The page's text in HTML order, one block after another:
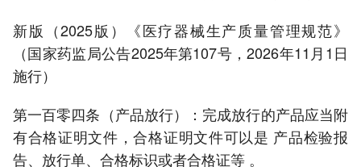
新版（2025版）《医疗器械生产质量管理规范》
（国家药监局公告2025年第107号，2026年11月1日
施行）
第一百零四条（产品放行）：完成放行的产品应当附
有合格证明文件，合格证明文件可以是 产品检验报
告、放行单、合格标识或者合格证等 。